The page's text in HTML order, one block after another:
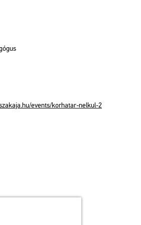
​events/​kor­ha­tar-​nel­kul-​2